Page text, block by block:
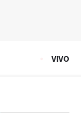
VIVO